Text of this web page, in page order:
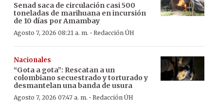
Senad saca de circulación casi 500
toneladas de marihuana en incursión
de 10 días por Amambay
Agosto 7, 2026 08:21 a. m. · Redacción ÚH
Nacionales
“Gota a gota”: Rescatan a un
colombiano secuestrado y torturado y
desmantelan una banda de usura
Agosto 7, 2026 07:47 a. m. · Redacción ÚH